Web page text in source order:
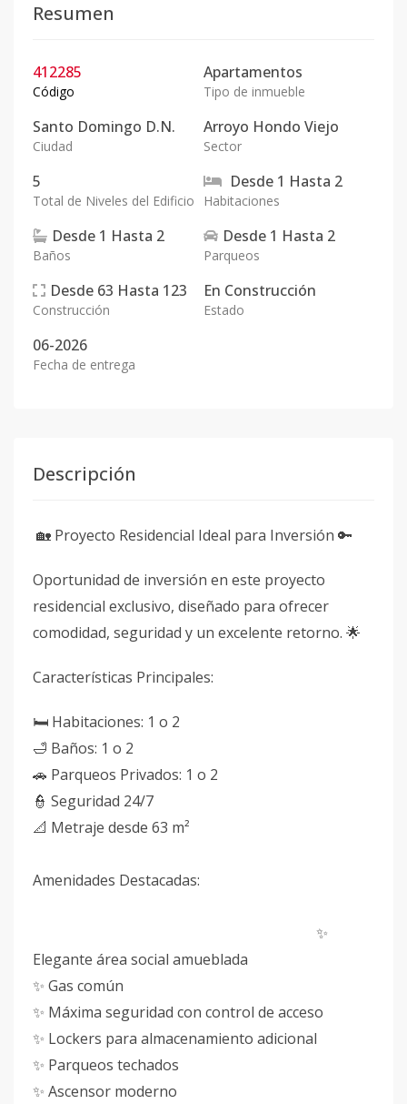
Resumen
412285
Código
Apartamentos
Tipo de inmueble
Santo Domingo D.N.
Ciudad
Arroyo Hondo Viejo
Sector
5
Total de Niveles del Edificio
Desde 1 Hasta 2
Habitaciones
Desde 1 Hasta 2
Baños
Desde 1 Hasta 2
Parqueos
Desde 63 Hasta 123
Construcción
En Construcción
Estado
06-2026
Fecha de entrega
Descripción
🏡 Proyecto Residencial Ideal para Inversión 🔑
Oportunidad de inversión en este proyecto
residencial exclusivo, diseñado para ofrecer
comodidad, seguridad y un excelente retorno. 🌟
Características Principales:
🛏 Habitaciones: 1 o 2
🛁 Baños: 1 o 2
🚗 Parqueos Privados: 1 o 2
👮 Seguridad 24/7
📐 Metraje desde 63 m²
Amenidades Destacadas:
✨
Elegante área social amueblada
✨ Gas común
✨ Máxima seguridad con control de acceso
✨ Lockers para almacenamiento adicional
✨ Parqueos techados
✨ Ascensor moderno